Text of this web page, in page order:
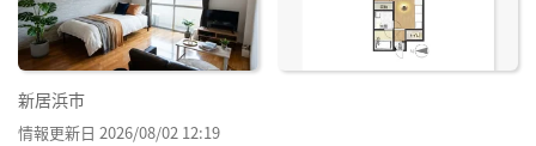
新居浜市
情報更新日 2026/08/02 12:19